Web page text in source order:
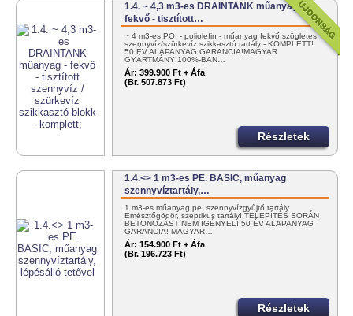
1.4. ~ 4,3 m3-es DRAINTANK műanyag -
fekvő - tisztított…
~ 4 m3-es PO. - poliolefin - műanyag fekvő szögletes
szennyvíz/szürkevíz szikkasztó tartály - KOMPLETT!
50 ÉV ALAPANYAG GARANCIA!MAGYAR
GYÁRTMÁNY!100%-BAN…
Ár: 399.900 Ft + Áfa
(Br. 507.873 Ft)
Részletek
1.4.<> 1 m3-es PE. BASIC, műanyag
szennyvíztartály,…
1 m3-es műanyag pe. szennyvízgyűjtő tartály.
Emésztőgödör, szeptikus tartály! TELEPÍTÉS SORÁN
BETONOZÁST NEM IGÉNYEL!!50 ÉV ALAPANYAG
GARANCIA! MAGYAR…
Ár: 154.900 Ft + Áfa
(Br. 196.723 Ft)
Részletek